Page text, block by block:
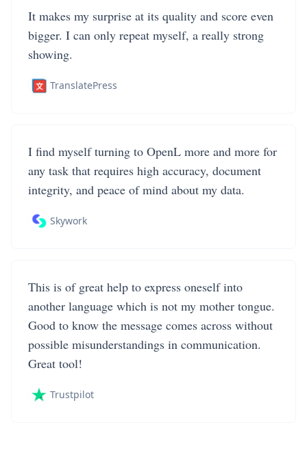
It makes my surprise at its quality and score even
bigger. I can only repeat myself, a really strong
showing.
TranslatePress
I find myself turning to OpenL more and more for
any task that requires high accuracy, document
integrity, and peace of mind about my data.
Skywork
This is of great help to express oneself into
another language which is not my mother tongue.
Good to know the message comes across without
possible misunderstandings in communication.
Great tool!
Trustpilot